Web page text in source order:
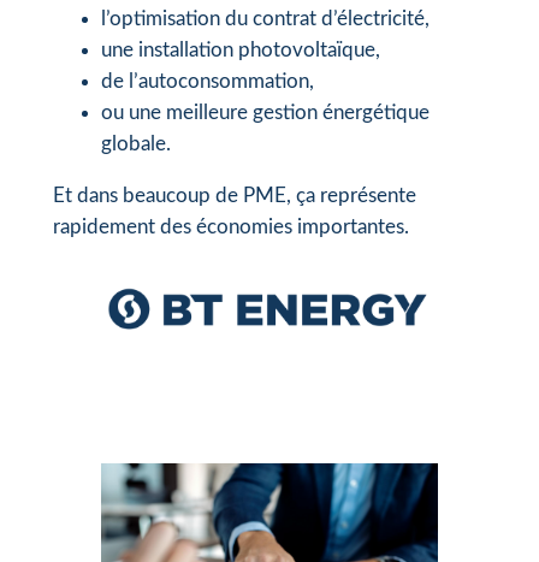
l’optimisation du contrat d’électricité,
une installation photovoltaïque,
de l’autoconsommation,
ou une meilleure gestion énergétique
globale.
Et dans beaucoup de PME, ça représente
rapidement des économies importantes.